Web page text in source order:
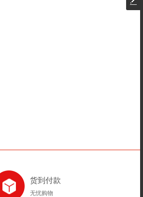
货到付款
无忧购物